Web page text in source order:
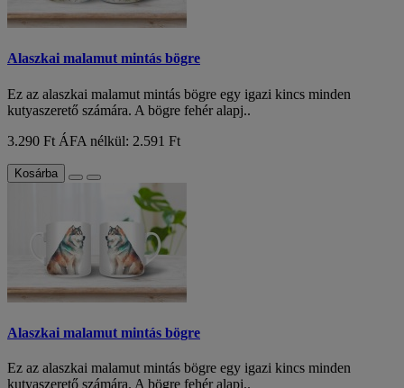
Alaszkai malamut mintás bögre
Ez az alaszkai malamut mintás bögre egy igazi kincs minden
kutyaszerető számára. A bögre fehér alapj..
3.290 Ft ÁFA nélkül: 2.591 Ft
Kosárba
Alaszkai malamut mintás bögre
Ez az alaszkai malamut mintás bögre egy igazi kincs minden
kutyaszerető számára. A bögre fehér alapj..